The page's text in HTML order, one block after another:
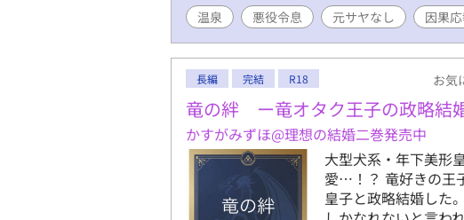
温泉
悪役令息 元サヤなし 因果
長編 完結 R18 お気
竜の絆 ー竜オタク王子の政略結
かすがみずほ@理想の結婚二巻発売中
大型犬系・年下美形
愛…！？ 竜好きの王
皇子と政略結婚した